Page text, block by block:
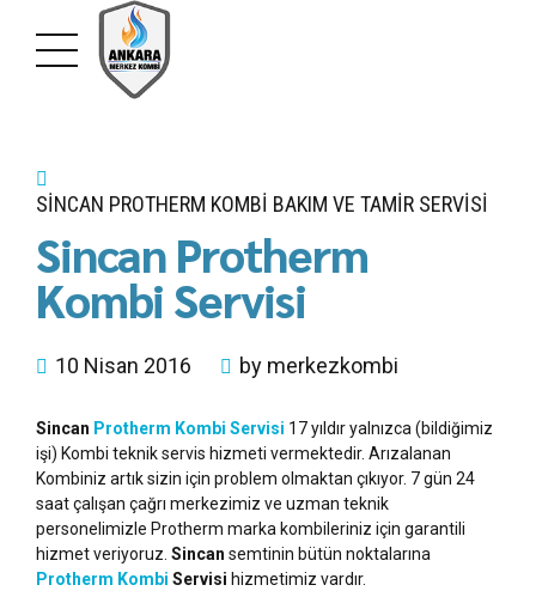
SINCAN PROTHERM KOMBI BAKIM VE TAMIR SERVISI
Sincan Protherm
Kombi Servisi
10 Nisan 2016 by merkezkombi
Sincan Protherm Kombi Servisi 17 yıldır yalnızca (bildiğimiz
işi) Kombi teknik servis hizmeti vermektedir. Arızalanan
Kombiniz artık sizin için problem olmaktan çıkıyor. 7 gün 24
saat çalışan çağrı merkezimiz ve uzman teknik
personelimizle Protherm marka kombileriniz için garantili
hizmet veriyoruz. Sincan semtinin bütün noktalarına
Protherm Kombi Servisi hizmetimiz vardır.